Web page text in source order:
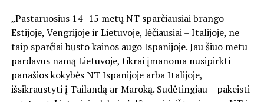
„Pastaruosius 14–15 metų NT sparčiausiai brango
Estijoje, Vengrijoje ir Lietuvoje, lėčiausiai – Italijoje, ne
taip sparčiai būsto kainos augo Ispanijoje. Jau šiuo metu
pardavus namą Lietuvoje, tikrai įmanoma nusipirkti
panašios kokybės NT Ispanijoje arba Italijoje,
išsikraustyti į Tailandą ar Maroką. Sudėtingiau – pakeisti